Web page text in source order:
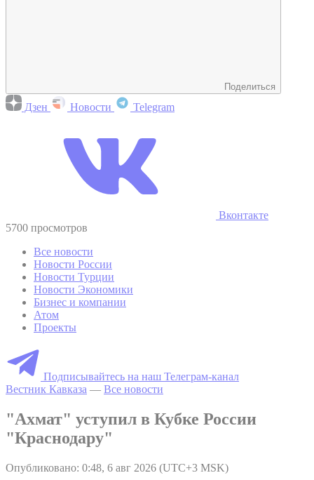
Поделиться
Дзен Новости Telegram
Вконтакте
5700 просмотров
Все новости
Новости России
Новости Турции
Новости Экономики
Бизнес и компании
Атом
Проекты
Подписывайтесь на наш Телеграм-канал
Вестник Кавказа — Все новости
"Ахмат" уступил в Кубке России
"Краснодару"
Опубликовано: 0:48, 6 авг 2026 (UTC+3 MSK)